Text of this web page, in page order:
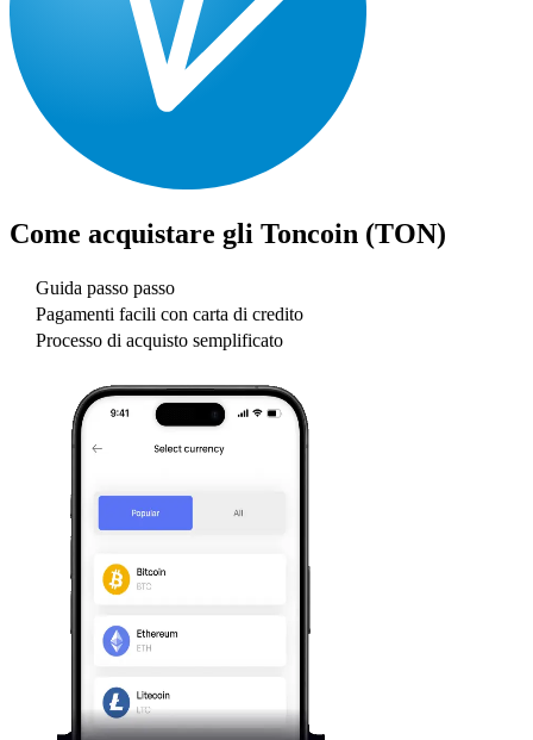
Come acquistare gli Toncoin (TON)
Guida passo passo
Pagamenti facili con carta di credito
Processo di acquisto semplificato